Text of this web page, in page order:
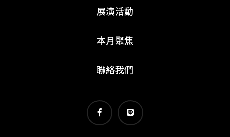
展演活動
本月聚焦
聯絡我們